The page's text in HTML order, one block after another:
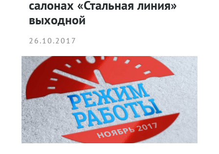
салонах «Стальная линия»
выходной
26.10.2017